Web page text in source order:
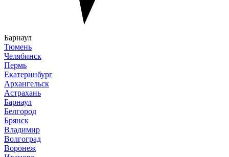
Барнаул
Тюмень
Челябинск
Пермь
Екатеринбург
Архангельск
Астрахань
Барнаул
Белгород
Брянск
Владимир
Волгоград
Воронеж